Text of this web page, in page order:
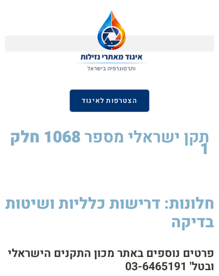
הצטרפות לאיגוד
תקן ישראלי מספר 1068 חלק 1
חלונות: דרישות כלליות ושיטות
בדיקה
פרטים נוספים באתר מכון התקנים הישראלי
ובטל' 03-6465191​